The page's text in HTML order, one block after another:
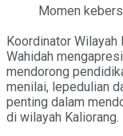
Momen
Koordinator Wilayah
Wahidah
mendorong
menilai, lepedulian
penting dalam
di wilayah Kaliorang.